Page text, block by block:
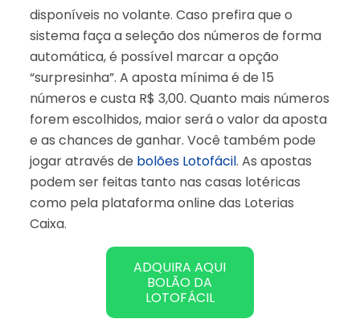
disponíveis no volante. Caso prefira que o
sistema faça a seleção dos números de forma
automática, é possível marcar a opção
“surpresinha”. A aposta mínima é de 15
números e custa R$ 3,00. Quanto mais números
forem escolhidos, maior será o valor da aposta
e as chances de ganhar. Você também pode
jogar através de bolões Lotofácil. As apostas
podem ser feitas tanto nas casas lotéricas
como pela plataforma online das Loterias
Caixa.
ADQUIRA AQUI
BOLÃO DA
LOTOFÁCIL